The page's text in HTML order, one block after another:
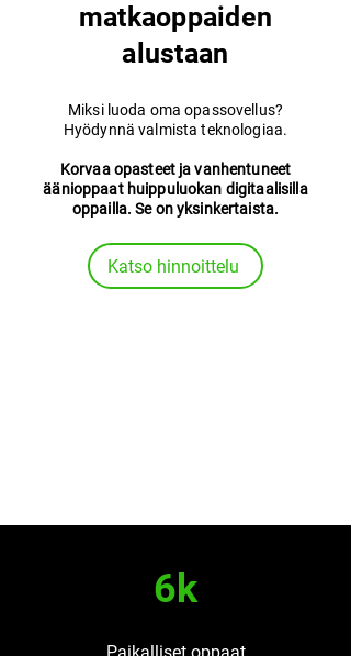
matkaoppaiden
alustaan
Miksi luoda oma opassovellus?
Hyödynnä valmista teknologiaa.
Korvaa opasteet ja vanhentuneet
äänioppaat huippuluokan digitaalisilla
oppailla. Se on yksinkertaista.
Katso hinnoittelu
6k